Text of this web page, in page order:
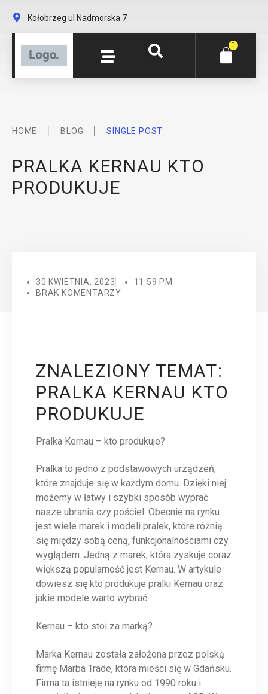
Kołobrzeg ul Nadmorska 7
0
HOME BLOG SINGLE POST
PRALKA KERNAU KTO
PRODUKUJE
30 KWIETNIA, 2023
11:59 PM
BRAK KOMENTARZY
ZNALEZIONY TEMAT:
PRALKA KERNAU KTO
PRODUKUJE
Pralka Kernau – kto produkuje?
Pralka to jedno z podstawowych urządzeń,
które znajduje się w każdym domu. Dzięki niej
możemy w łatwy i szybki sposób wyprać
nasze ubrania czy pościel. Obecnie na rynku
jest wiele marek i modeli pralek, które różnią
się między sobą ceną, funkcjonalnościami czy
wyglądem. Jedną z marek, która zyskuje coraz
większą popularność jest Kernau. W artykule
dowiesz się kto produkuje pralki Kernau oraz
jakie modele warto wybrać.
Kernau – kto stoi za marką?
Marka Kernau została założona przez polską
firmę Marba Trade, która mieści się w Gdańsku.
Firma ta istnieje na rynku od 1990 roku i